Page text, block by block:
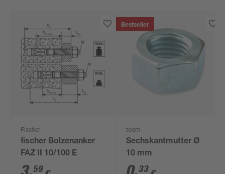
Fischer
fischer Bolzenanker
FAZ II 10/100 E
59
Bestseller
toom
Sechskantmutter Ø
10 mm
33